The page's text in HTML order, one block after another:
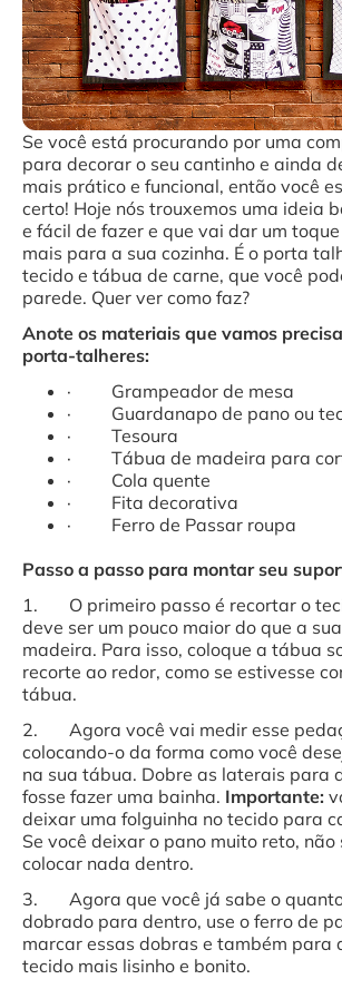
Se você está procurando por uma
para decorar o seu cantinho e ainda
mais prático e funcional, então você
certo! Hoje nós trouxemos uma ideia
e fácil de fazer e que vai dar um
mais para a sua cozinha. É o porta
tecido e tábua de carne, que você
parede. Quer ver como faz?
Anote os materiais que vamos
porta-talheres:
· Grampeador de mesa
· Guardanapo de pano ou
· Tesoura
· Tábua de madeira para
· Cola quente
· Fita decorativa
· Ferro de Passar roupa
Passo a passo para montar seu
1. O primeiro passo é recortar o
deve ser um pouco maior do que a
madeira. Para isso, coloque a tábua
recorte ao redor, como se estivesse
tábua.
2. Agora você vai medir esse
colocando-o da forma como você
na sua tábua. Dobre as laterais para
fosse fazer uma bainha. Importante:
deixar uma folguinha no tecido para
Se você deixar o pano muito reto, não
colocar nada dentro.
3. Agora que você já sabe o
dobrado para dentro, use o ferro de
marcar essas dobras e também para
tecido mais lisinho e bonito.